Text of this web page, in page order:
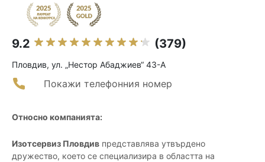
9.2 (379)
Пловдив, ул. „Нестор Абаджиев“ 43-А
Покажи телефонния номер
Относно компанията:
Изотсервиз Пловдив представлява утвърдено
дружество, което се специализира в областта на